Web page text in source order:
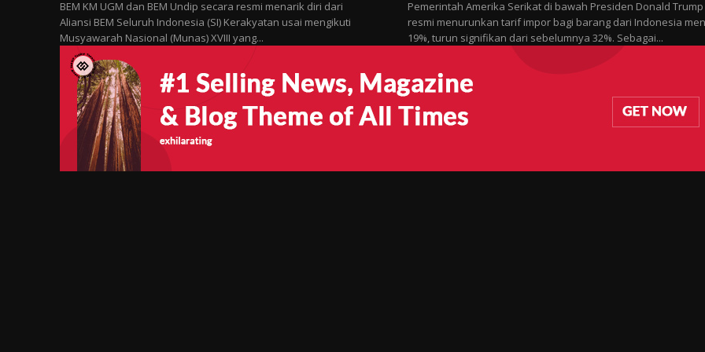
BEM KM UGM dan BEM Undip secara resmi menarik diri dari
Aliansi BEM Seluruh Indonesia (SI) Kerakyatan usai mengikuti
Musyawarah Nasional (Munas) XVIII yang...
Pemerintah Amerika Serikat di bawah Presiden Donald Trump
resmi menurunkan tarif impor bagi barang dari Indonesia
19%, turun signifikan dari sebelumnya 32%. Sebagai...